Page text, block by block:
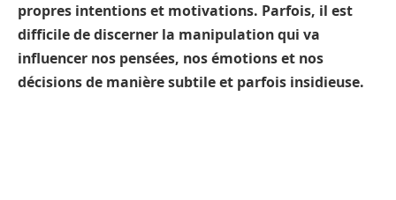
propres intentions et motivations. Parfois, il est
difficile de discerner la manipulation qui va
influencer nos pensées, nos émotions et nos
décisions de manière subtile et parfois insidieuse.